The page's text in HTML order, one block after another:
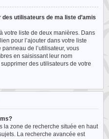
utilisateurs de ma liste d’amis
votre liste de deux manières. Dans
pour l’ajouter dans votre liste
panneau de l’utilisateur, vous
en saisissant leur nom
des utilisateurs de votre
la zone de recherche située en haut
La recherche avancée est